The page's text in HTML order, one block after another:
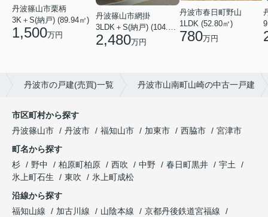
丹波篠山市栗柄
3K＋S(納戸) (89.94㎡)
1,500万円
丹波篠山市網掛
3LDK＋S(納戸) (104.34㎡)
2,480万円
丹波市春日町野山
1LDK (52.80㎡)
780万円
丹波市の戸建(売買)一覧 丹波市山南町山崎の中古一戸建
市区町村から探す
丹波篠山市
丹波市 福知山市 加東市 西脇市
宮津市
町名から探す
杉
野中 柏原町柏原 西吹 中野 春日町黒井
宇土
氷上町石生
東吹
氷上町成松
沿線から探す
福知山線
加古川線 山陰本線
京都丹後鉄道宮福線